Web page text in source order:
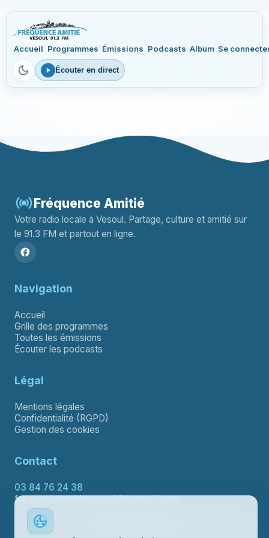
Accueil Programmes Émissions Podcasts Album Se
Écouter en direct
Fréquence Amitié
Votre radio locale à Vesoul. Partage, culture et amitié sur
le 91.3 FM et partout en ligne.
Navigation
Accueil
Grille des programmes
Toutes les émissions
Écouter les podcasts
Légal
Mentions légales
Confidentialité (RGPD)
Gestion des cookies
Contact
03 84 76 24 38
frequenceamitievesoul@hotmail.com